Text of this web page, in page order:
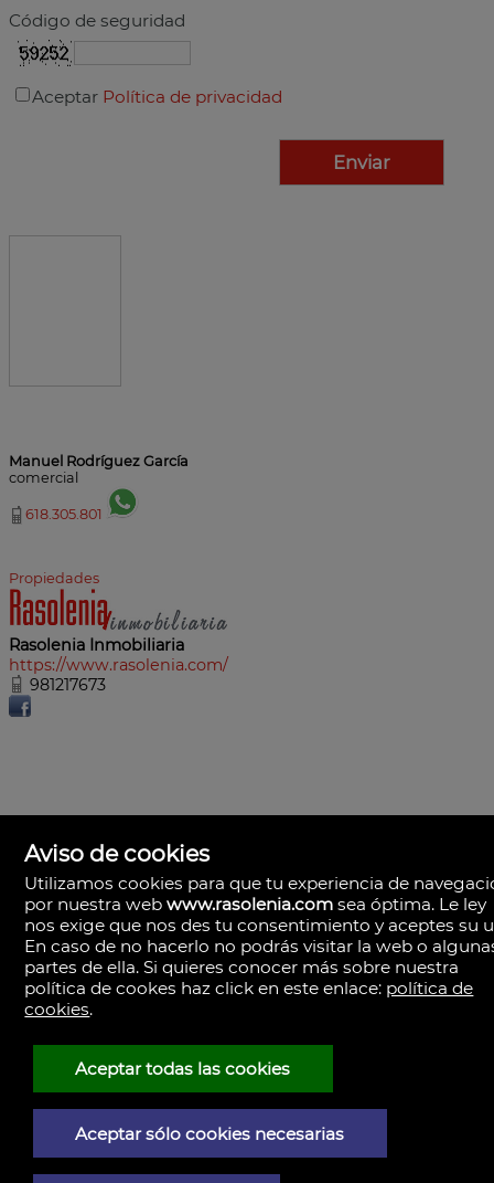
Código de seguridad
Aceptar Política de privacidad
Manuel Rodríguez García
comercial
618.305.801
Propiedades
Rasolenia Inmobiliaria
https://www.rasolenia.com/
981217673
Rasolenia Inmobiliaria
15003 Coruña (A), la Coruña
España
Aviso Legal
Política de privacidad
Aviso de cookies
Utilizamos cookies para que tu experiencia de
por nuestra webwww.rasolenia.com sea óptima. Le ley
nos exige que nos des tu consentimiento y aceptes su
En caso de no hacerlo no podrás visitar la web o
partes de ella. Si quieres conocer más sobre nuestra
política de cookes haz click en este enlace: política de
cookies.
Aceptar todas las cookies
Aceptar sólo cookies necesarias